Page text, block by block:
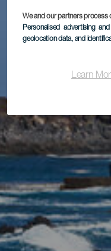
We and our partners process
Personalised advertising
geolocation data, and
Learn